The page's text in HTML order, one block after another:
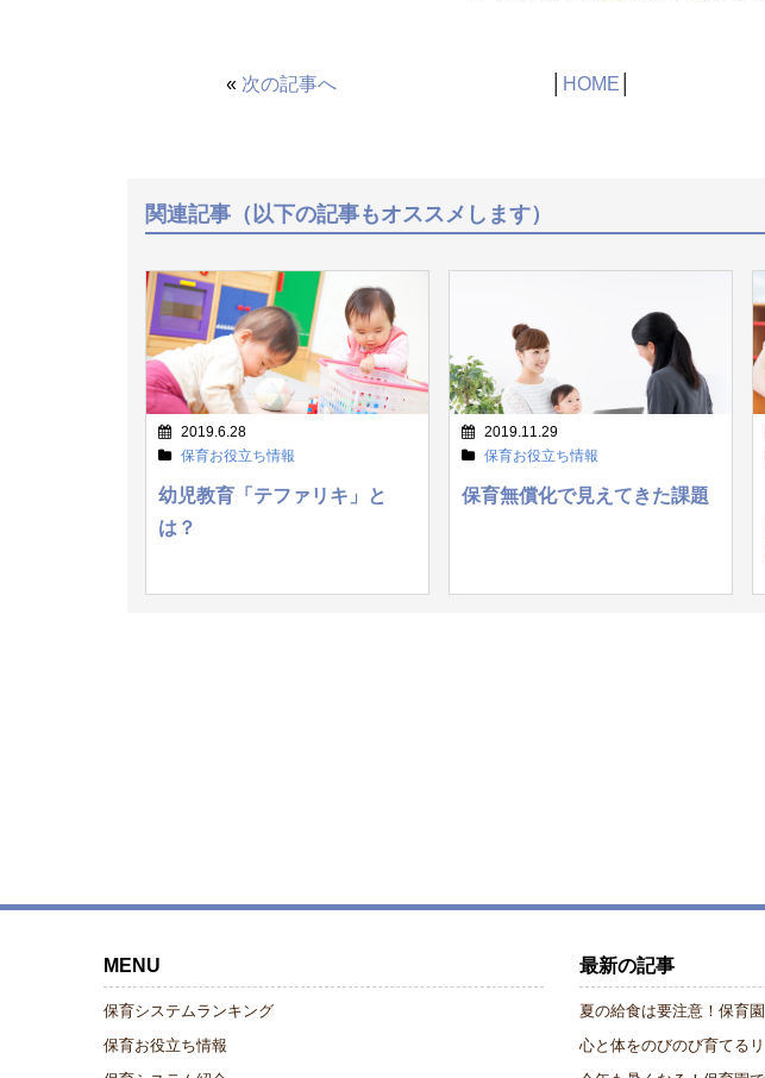
« 次の記事へ HOME
関連記事（以下の記事もオススメします）
2019.6.28
保育お役立ち情報
幼児教育「テファリキ」と
は？
2019.11.29
保育お役立ち情報
保育無償化で見えてきた課題
MENU
保育システムランキング
保育お役立ち情報
最新の記事
夏の給食は要注意！保育
心と体をのびのび育てる